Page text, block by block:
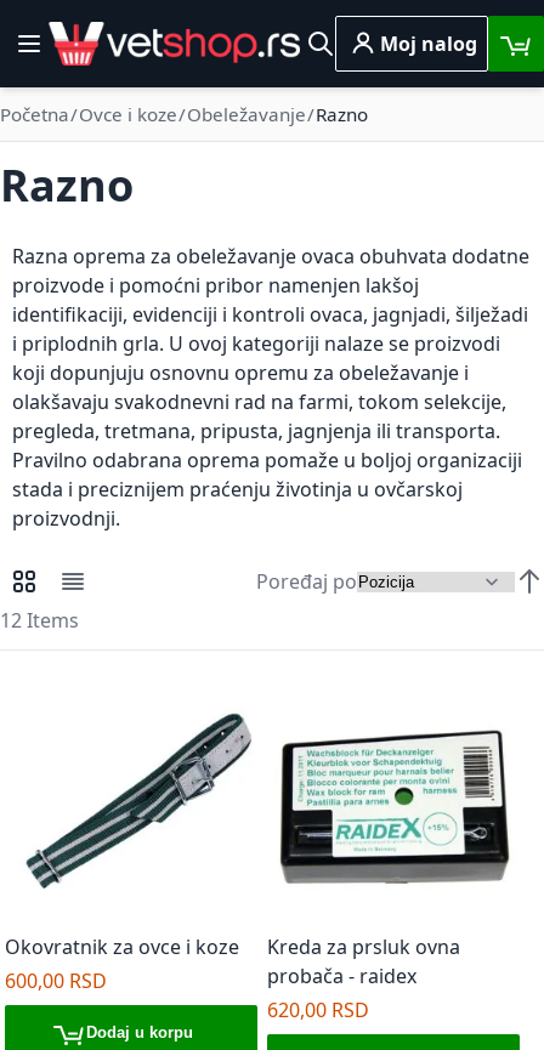
Skip to Content
Toggle Nav
Pretraga
Moj nalog
Početna Ovce i koze Obeležavanje Razno
Razno
Razna oprema za obeležavanje ovaca obuhvata dodatne
proizvode i pomoćni pribor namenjen lakšoj
identifikaciji, evidenciji i kontroli ovaca, jagnjadi, šilježadi
i priplodnih grla. U ovoj kategoriji nalaze se proizvodi
koji dopunjuju osnovnu opremu za obeležavanje i
olakšavaju svakodnevni rad na farmi, tokom selekcije,
pregleda, tretmana, pripusta, jagnjenja ili transporta.
Pravilno odabrana oprema pomaže u boljoj organizaciji
stada i preciznijem praćenju životinja u ovčarskoj
proizvodnji.
Pregledi kao
Mreža
12Items
Poređaj po
Okovratnik za ovce i koze
600,00 RSD
Dodaj u korpu
Kreda za prsluk ovna
probača - raidex
620,00 RSD